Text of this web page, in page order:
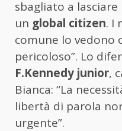
sbagliato a
un global citizen. I
comune lo vedono
pericoloso”. Lo
F.Kennedy junior,
Bianca: “La
libertà di parola
urgente”.